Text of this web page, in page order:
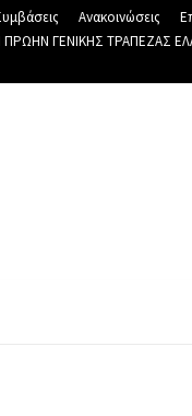
Ανακοινώσεις
ΓΕΝΙΚΗΣ ΤΡΑΠΕΖΑΣ